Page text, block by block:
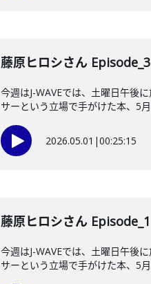
藤原ヒロシさん Episode_3
今週はJ-WAVEでは、土曜日午後
サーという立場で手がけた本、5
2026.05.01 |00:25:15
藤原ヒロシさん Episode_1
今週はJ-WAVEでは、土曜日午後
サーという立場で手がけた本、5